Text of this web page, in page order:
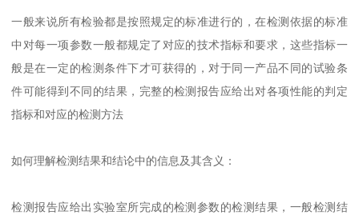
一般来说所有检验都是按照规定的标准进行的，在检测依据的标准
中对每一项参数一般都规定了对应的技术指标和要求，这些指标一
般是在一定的检测条件下才可获得的，对于同一产品不同的试验条
件可能得到不同的结果，完整的检测报告应给出对各项性能的判定
指标和对应的检测方法
如何理解检测结果和结论中的信息及其含义：
检测报告应给出实验室所完成的检测参数的检测结果，一般检测结